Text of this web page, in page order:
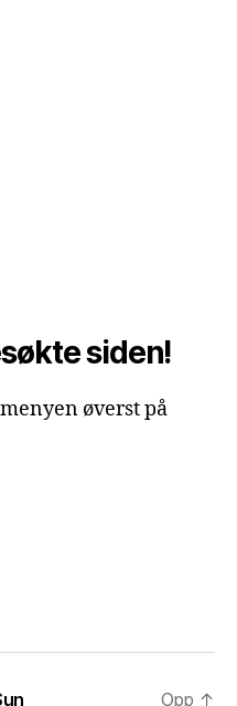
siden!
øverst på
Opp ↑